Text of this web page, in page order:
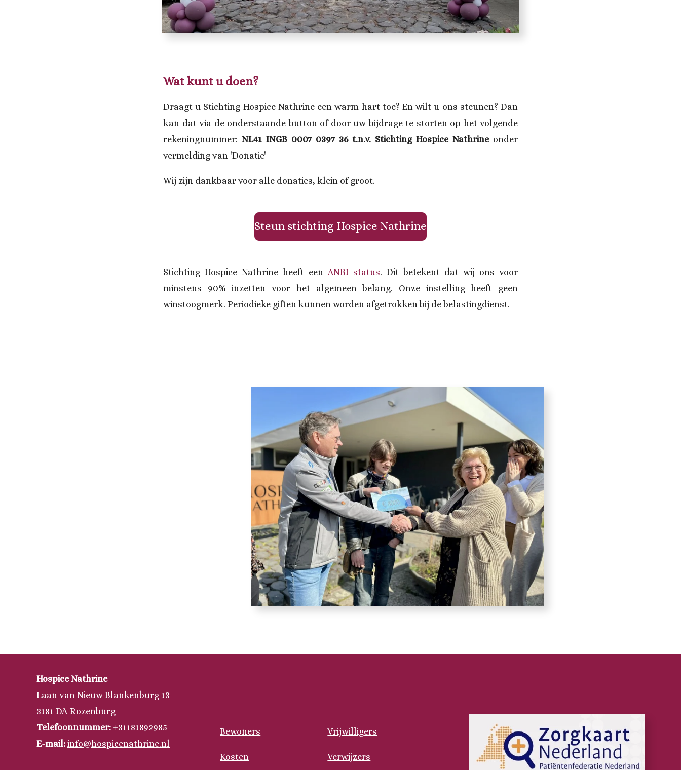
Wat kunt u doen?
Draagt u Stichting Hospice Nathrine een warm hart toe? En wilt u ons steunen? Dan
kan dat via de onderstaande button of door uw bijdrage te storten op het volgende
rekeningnummer: NL41 INGB 0007 0397 36 t.n.v. Stichting Hospice Nathrine onder
vermelding van 'Donatie'
Wij zijn dankbaar voor alle donaties, klein of groot.
Steun stichting Hospice Nathrine
Stichting Hospice Nathrine heeft een ANBI status. Dit betekent dat wij ons voor
minstens 90% inzetten voor het algemeen belang. Onze instelling heeft geen
winstoogmerk. Periodieke giften kunnen worden afgetrokken bij de belastingdienst.
Hospice Nathrine
Laan van Nieuw Blankenburg 13
3181 DA Rozenburg
Telefoonnummer: +31181892985
E-mail: info@hospicenathrine.nl
Bewoners
Kosten
Vrijwilligers
Verwijzers